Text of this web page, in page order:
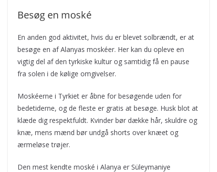
Besøg en moské
En anden god aktivitet, hvis du er blevet solbrændt, er at
besøge en af Alanyas moskéer. Her kan du opleve en
vigtig del af den tyrkiske kultur og samtidig få en pause
fra solen i de kølige omgivelser.
Moskéerne i Tyrkiet er åbne for besøgende uden for
bedetiderne, og de fleste er gratis at besøge. Husk blot at
klæde dig respektfuldt. Kvinder bør dække hår, skuldre og
knæ, mens mænd bør undgå shorts over knæet og
ærmeløse trøjer.
Den mest kendte moské i Alanya er Süleymaniye